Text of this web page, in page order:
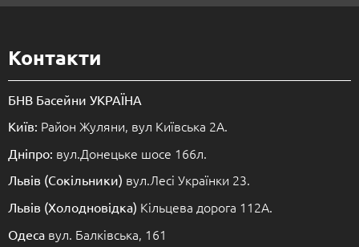
Контакти
БНВ Басейни УКРАЇНА
Київ: Район Жуляни, вул Київська 2А.
Дніпро: вул.Донецьке шосе 166л.
Львів (Сокільники) вул.Лесі Українки 23.
Львів (Холодновідка) Кільцева дорога 112А.
Одеса вул. Балківська, 161